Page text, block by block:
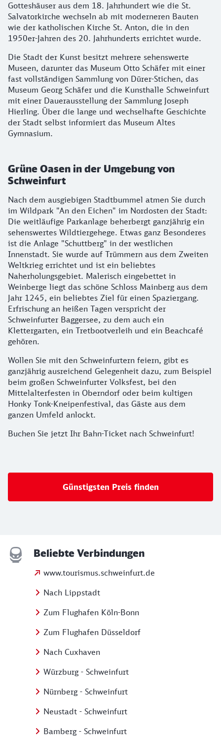
Gotteshäuser aus dem 18. Jahrhundert wie die St.
Salvatorkirche wechseln ab mit moderneren Bauten
wie der katholischen Kirche St. Anton, die in den
1950er-Jahren des 20. Jahrhunderts errichtet wurde.
Die Stadt der Kunst besitzt mehrere sehenswerte
Museen, darunter das Museum Otto Schäfer mit einer
fast vollständigen Sammlung von Dürer-Stichen, das
Museum Georg Schäfer und die Kunsthalle Schweinfurt
mit einer Dauerausstellung der Sammlung Joseph
Hierling. Über die lange und wechselhafte Geschichte
der Stadt selbst informiert das Museum Altes
Gymnasium.
Grüne Oasen in der Umgebung von
Schweinfurt
Nach dem ausgiebigen Stadtbummel atmen Sie durch
im Wildpark "An den Eichen" im Nordosten der Stadt:
Die weitläufige Parkanlage beherbergt ganzjährig ein
sehenswertes Wildtiergehege. Etwas ganz Besonderes
ist die Anlage "Schuttberg" in der westlichen
Innenstadt. Sie wurde auf Trümmern aus dem Zweiten
Weltkrieg errichtet und ist ein beliebtes
Naherholungsgebiet. Malerisch eingebettet in
Weinberge liegt das schöne Schloss Mainberg aus dem
Jahr 1245, ein beliebtes Ziel für einen Spaziergang.
Erfrischung an heißen Tagen verspricht der
Schweinfurter Baggersee, zu dem auch ein
Klettergarten, ein Tretbootverleih und ein Beachcafé
gehören.
Wollen Sie mit den Schweinfurtern feiern, gibt es
ganzjährig ausreichend Gelegenheit dazu, zum Beispiel
beim großen Schweinfurter Volksfest, bei den
Mittelalterfesten in Oberndorf oder beim kultigen
Honky Tonk-Kneipenfestival, das Gäste aus dem
ganzen Umfeld anlockt.
Buchen Sie jetzt Ihr Bahn-Ticket nach Schweinfurt!
Günstigsten Preis finden
Beliebte Verbindungen
www.tourismus.schweinfurt.de
Nach Lippstadt
Zum Flughafen Köln-Bonn
Zum Flughafen Düsseldorf
Nach Cuxhaven
Würzburg - Schweinfurt
Nürnberg - Schweinfurt
Neustadt - Schweinfurt
Bamberg - Schweinfurt